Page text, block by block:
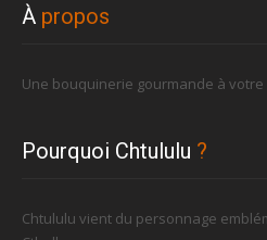
À propos
Une bouquinerie gourmande à votre
Pourquoi Chtululu ?
Chtululu vient du personnage